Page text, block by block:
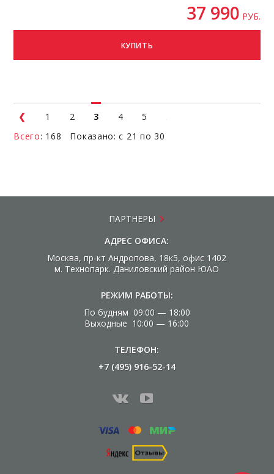
37 990 РУБ.
КУПИТЬ
1 2 3 4
5
Всего: 168 Показано: с 21 по 30
ПАРТНЕРЫ
АДРЕС ОФИСА:
Москва, пр-кт Андропова, 18к5, офис 1402
м. Технопарк. Даниловский район ЮАО
РЕЖИМ РАБОТЫ:
По будням 09:00 — 18:00
Выходные 10:00 — 16:00
ТЕЛЕФОН:
+7 (495) 916-52-14